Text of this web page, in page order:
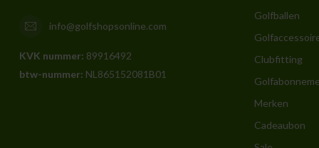
info@golfshopsonline.com
KVK nummer: 89916492
btw-nummer: NL865152081B01
Golfballen
Clubfitting
Merken
Cadeaubon